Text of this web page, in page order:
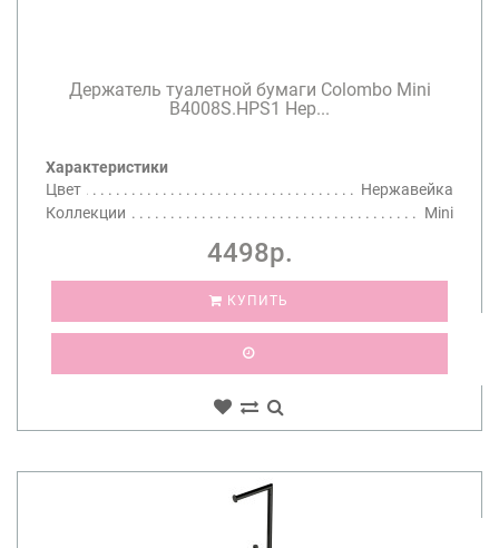
Держатель туалетной бумаги Colombo Mini
B4008S.HPS1 Нер...
Характеристики
Цвет
Нержавейка
Коллекции
Mini
4498р.
КУПИТЬ